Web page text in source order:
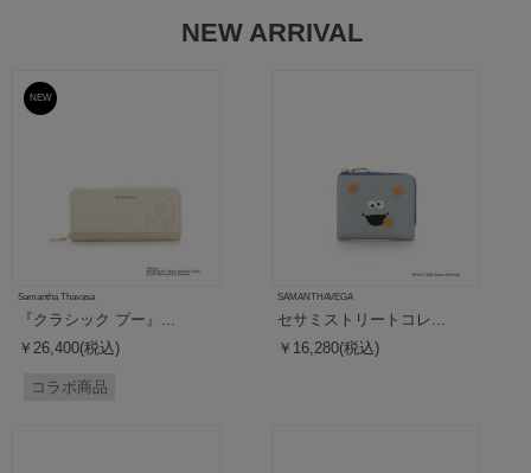
NEW ARRIVAL
予約
NEW
Samantha Thavasa
『クラシック プー』...
￥26,400(税込)
コラボ商品
SAMANTHAVEGA
セサミストリートコレ...
￥16,280(税込)